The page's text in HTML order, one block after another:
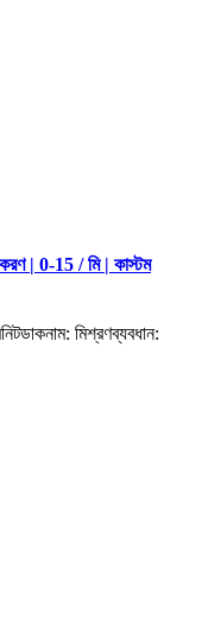
| 0-15 / মি | কাস্টম
মিশ্রণব্যবধান: